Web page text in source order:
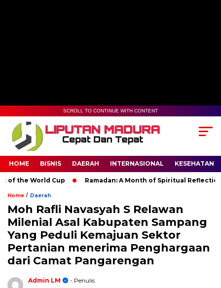
SCROLL TO CONTINUE WITH CONTENT
HOME BISNIS DAERAH INTERNASIONAL KESEHATAN
World Cup Ramadan: A Month of Spiritual Reflection,
Home / Daerah
Moh Rafli Navasyah S Relawan
Milenial Asal Kabupaten Sampang
Yang Peduli Kemajuan Sektor
Pertanian menerima Penghargaan
dari Camat Pangarengan
Admin LM
- Penulis